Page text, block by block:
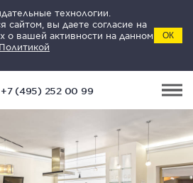
технологии.
сайтом, вы даете согласие на
о вашей активности на данном
Политикой
ОК
+7 (495) 252 00 99